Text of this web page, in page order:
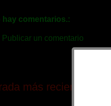
hay comentarios.:
Publicar un comentario
más reciente